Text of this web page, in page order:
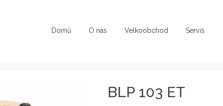
Domů O nás Velkoobchod Servis
BLP 103 ET